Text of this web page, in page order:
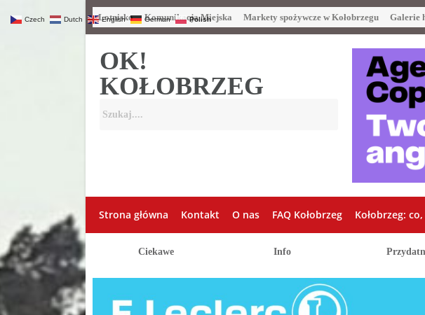
Lotnisko Komunikacja Miejska Markety spożywcze w Kołobrzegu Galerie
OK!
KOŁOBRZEG
Strona główna Kontakt O nas FAQ Kołobrzeg Kołobrzeg:
Ciekawe Info
Czech Dutch English German Polish